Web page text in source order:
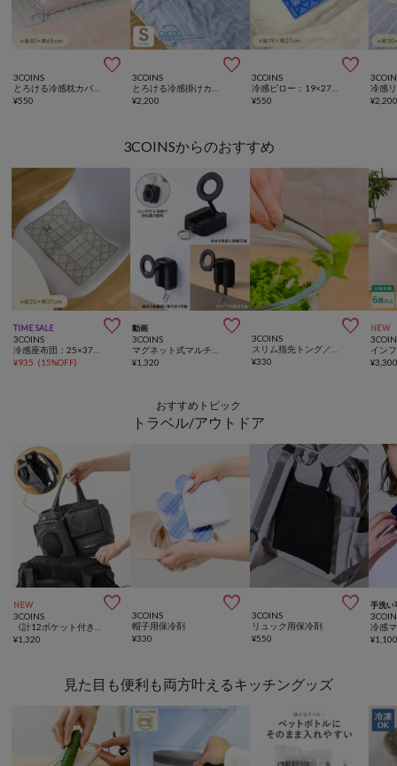

3COINS
¥550

3COINS
¥2,200

3COINS
冷感ピロー：19×27cm
¥550 ¥
3COINSからのおすすめ
TIME SALE 
3COINS
¥935 (15%OFF)
動画 
3COINS
¥1,320

3COINS
¥330
NEW
¥
おすすめトピック
トラベル/アウトドア
NEW 
3COINS
¥1,320

3COINS
帽子用保冷剤
¥330

3COINS
リュック用保冷剤
¥550
手洗い
冷感
¥
見た目も便利も両方叶えるキッチングッズ